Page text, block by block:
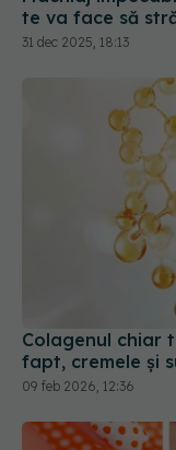
Colagenul chiar
fapt, cremele și